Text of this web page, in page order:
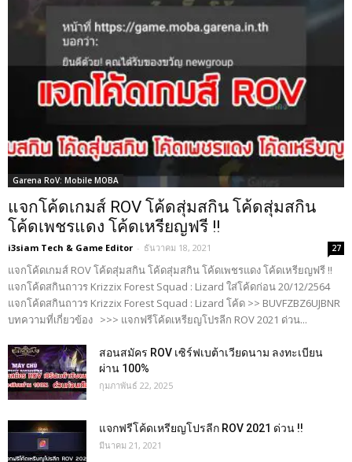
Garena RoV: Mobile MOBA
แจกโค้ดเกมส์ ROV โค้ดสุ่มสกิน โค้ดสุ่มสกิน
โค้ดเพชรแดง โค้ดเหรียญฟรี !!
i3siam Tech & Game Editor - ธันวาคม 18, 2021 27
แจกโค้ดเกมส์ ROV โค้ดสุ่มสกิน โค้ดสุ่มสกิน โค้ดเพชรแดง โค้ดเหรียญฟรี !!
แจกโค้ดสกินถาวร Krizzix Forest Squad : Lizard ใส่โค้ดก่อน 20/12/2564
แจกโค้ดสกินถาวร Krizzix Forest Squad : Lizard โค้ด >> BUVFZBZ6UJBNR
บทความที่เกี่ยวข้อง >>> แจกฟรีโค้ดเหรียญโปรลีก ROV 2021 ด่วน...
สอนสมัคร ROV เซิร์ฟเบต้าเวียดนาม ลงทะเบียน
ผ่าน 100%
กุมภาพันธ์ 22, 2025
แจกฟรีโค้ดเหรียญโปรลีก ROV 2021 ด่วน !!
มีนาคม 21, 2021